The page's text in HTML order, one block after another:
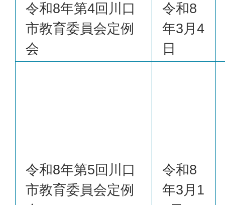
令和8年第4回川口
市教育委員会定例
会
令和8
年3月4
日
令和8年第5回川口
市教育委員会定例
令和8
年3月1